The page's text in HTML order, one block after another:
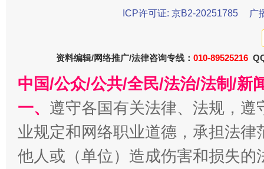
魏明亮
ICP许可证: 京B2-20251785
广
资料编辑/网络推广/法律咨询专线： 010-89525216
中国/公众/公共/全民/法治/法制/新
一、 遵守各国有关法律、法规，
业规定和网络职业道德，承担法
他人或（单位）造成伤害和损失